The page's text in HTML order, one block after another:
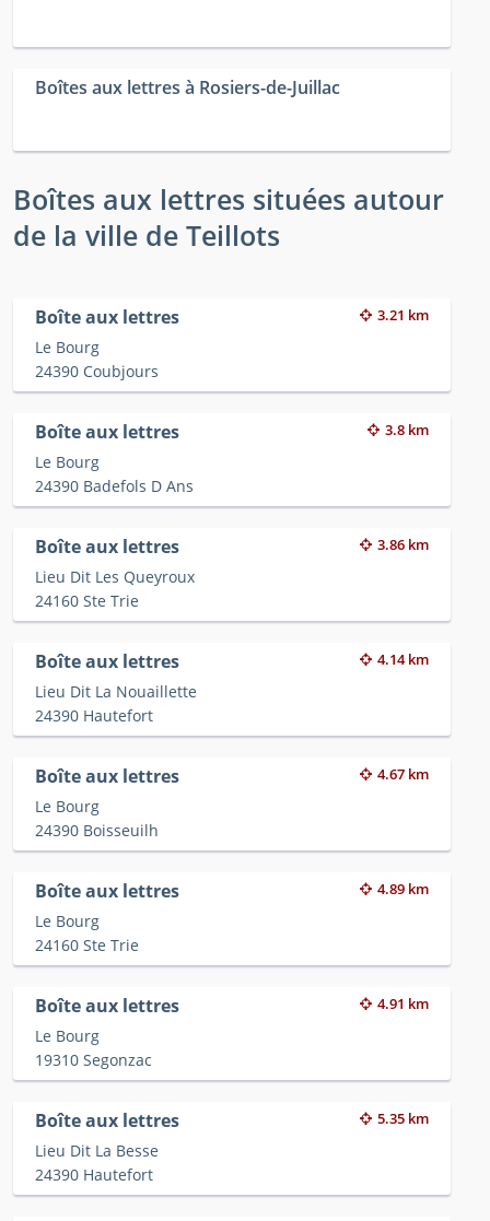
Boîtes aux lettres à Rosiers-de-Juillac
Boîtes aux lettres situées autour
de la ville de Teillots
Boîte aux lettres 3.21 km
Le Bourg
24390 Coubjours
Boîte aux lettres 3.8 km
Le Bourg
24390 Badefols D Ans
Boîte aux lettres 3.86 km
Lieu Dit Les Queyroux
24160 Ste Trie
Boîte aux lettres 4.14 km
Lieu Dit La Nouaillette
24390 Hautefort
Boîte aux lettres 4.67 km
Le Bourg
24390 Boisseuilh
Boîte aux lettres 4.89 km
Le Bourg
24160 Ste Trie
Boîte aux lettres 4.91 km
Le Bourg
19310 Segonzac
Boîte aux lettres 5.35 km
Lieu Dit La Besse
24390 Hautefort